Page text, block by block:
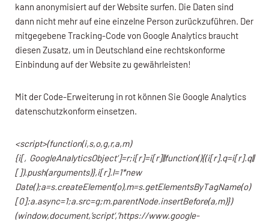
kann anonymisiert auf der Website surfen. Die Daten sind
dann nicht mehr auf eine einzelne Person zurückzuführen. Der
mitgegebene Tracking-Code von Google Analytics braucht
diesen Zusatz, um in Deutschland eine rechtskonforme
Einbindung auf der Website zu gewährleisten!
Mit der Code-Erweiterung in rot können Sie Google Analytics
datenschutzkonform einsetzen.
<script>(function(i,s,o,g,r,a,m)
{i[‚GoogleAnalyticsObject‘]=r;i[r]=i[r]||function(){(i[r].q=i[r].q||
[]).push(arguments)},i[r].l=1*new
Date();a=s.createElement(o),m=s.getElementsByTagName(o)
[0];a.async=1;a.src=g;m.parentNode.insertBefore(a,m)})
(window,document,’script‘,’https://www.google-